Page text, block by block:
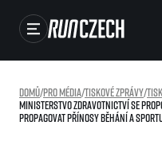
Výsledky
Domů/Pro média/Tiskové zprávy/
Ministerstvo zdravotnictví se
propagovat přínosy běhání a